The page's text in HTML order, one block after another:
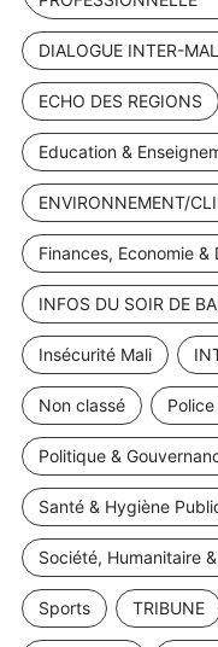
DIALOGUE INTER-
ECHO DES REGIONS
Education &
ENVIRONNEMENT/
Finances, Economie &
INFOS DU SOIR DE
Insécurité Mali
Non classé
Politique &
Santé & Hygiène
Société, Humanitaire
Sports TRIBUNE